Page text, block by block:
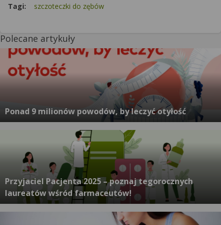
Tagi:
szczoteczki do zębów
Polecane artykuły
Ponad 9 milionów powodów, by leczyć otyłość
Przyjaciel Pacjenta 2025 – poznaj tegorocznych
laureatów wśród farmaceutów!